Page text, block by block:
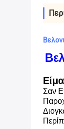
Σαν